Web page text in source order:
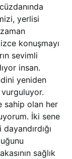
yerlisi
konuşmayı
sevimli
insan.
yeniden
vurguluyor.
sahip olan her
İki sene
sağlık